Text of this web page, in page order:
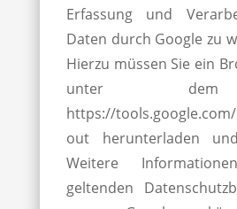
Erfassung und
Daten durch Google zu
Hierzu müssen Sie ein
unter
https://
out herunterladen
Weitere
geltenden